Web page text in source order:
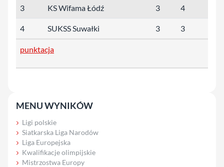
3 KS Wifama Łódź 3 4
4 SUKSS Suwałki 3 3
punktacja
MENU WYNIKÓW
Ligi polskie
Siatkarska Liga Narodów
Liga Europejska
Kwalifikacje olimpijskie
Mistrzostwa Europy